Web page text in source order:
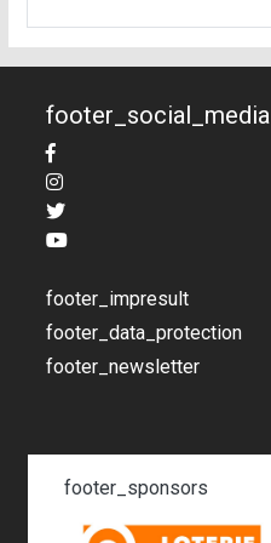
footer_social_media
footer_impresult
footer_data_protection
footer_newsletter
footer_sponsors